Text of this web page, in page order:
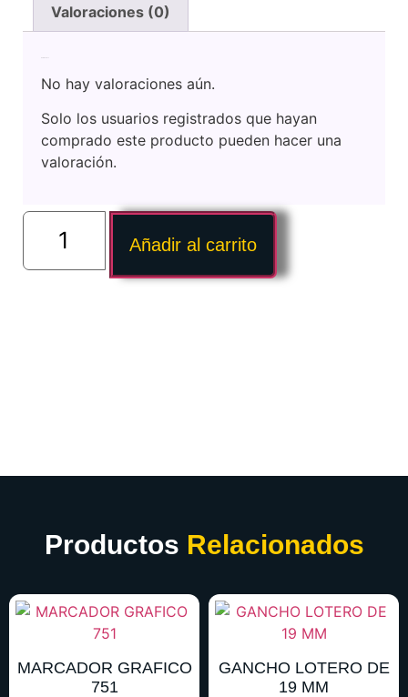
Valoraciones (0)
No hay valoraciones aún.
Solo los usuarios registrados que hayan
comprado este producto pueden hacer una
valoración.
Añadir al carrito
Productos Relacionados
MARCADOR GRAFICO
751
GANCHO LOTERO DE
19 MM